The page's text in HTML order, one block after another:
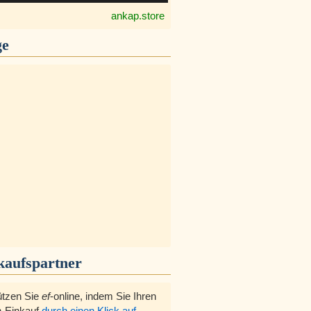
ankap.store
Sie ef-online, indem Sie Ihren